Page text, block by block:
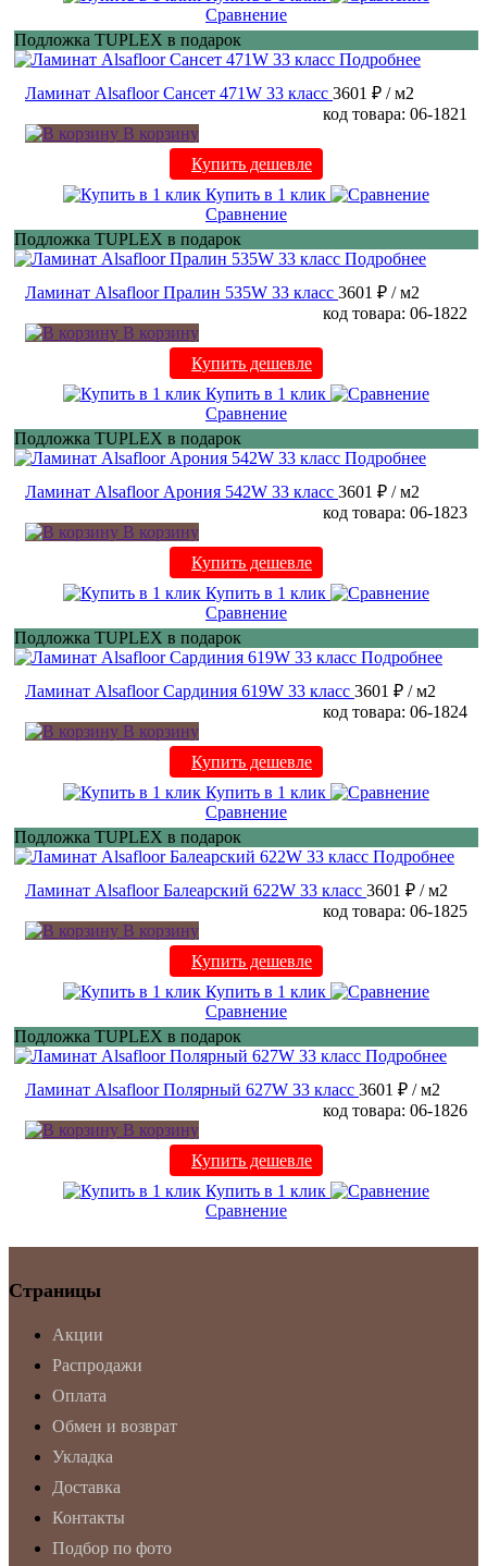
Сравнение
Подложка TUPLEX в подарок
Подробнее
Ламинат Alsafloor Сансет 471W 33 класс 3601 ₽ / м2
код товара: 06-1821
В корзину
Купить дешевле
Купить в 1 клик
Сравнение
Подложка TUPLEX в подарок
Подробнее
Ламинат Alsafloor Пралин 535W 33 класс 3601 ₽ / м2
код товара: 06-1822
В корзину
Купить дешевле
Купить в 1 клик
Сравнение
Подложка TUPLEX в подарок
Подробнее
Ламинат Alsafloor Арония 542W 33 класс 3601 ₽ / м2
код товара: 06-1823
В корзину
Купить дешевле
Купить в 1 клик
Сравнение
Подложка TUPLEX в подарок
Подробнее
Ламинат Alsafloor Сардиния 619W 33 класс 3601 ₽ / м2
код товара: 06-1824
В корзину
Купить дешевле
Купить в 1 клик
Сравнение
Подложка TUPLEX в подарок
Подробнее
Ламинат Alsafloor Балеарский 622W 33 класс 3601 ₽ / м2
код товара: 06-1825
В корзину
Купить дешевле
Купить в 1 клик
Сравнение
Подложка TUPLEX в подарок
Подробнее
Ламинат Alsafloor Полярный 627W 33 класс 3601 ₽ / м2
код товара: 06-1826
В корзину
Купить дешевле
Купить в 1 клик
Сравнение
Страницы
Акции
Распродажи
Оплата
Обмен и возврат
Укладка
Доставка
Контакты
Подбор по фото